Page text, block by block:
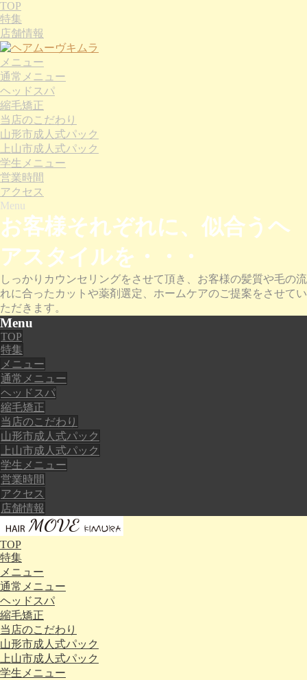
TOP
特集
店舗情報
メニュー
通常メニュー
ヘッドスパ
縮毛矯正
当店のこだわり
山形市成人式パック
上山市成人式パック
学生メニュー
営業時間
アクセス
Menu
お客様それぞれに、似合うヘ
アスタイルを・・・
しっかりカウンセリングをさせて頂き、お客様の髪質や毛の流
れに合ったカットや薬剤選定、ホームケアのご提案をさせてい
ただきます。
Menu
TOP
特集
メニュー
通常メニュー
ヘッドスパ
縮毛矯正
当店のこだわり
山形市成人式パック
上山市成人式パック
学生メニュー
営業時間
アクセス
店舗情報
TOP
特集
メニュー
通常メニュー
ヘッドスパ
縮毛矯正
当店のこだわり
山形市成人式パック
上山市成人式パック
学生メニュー